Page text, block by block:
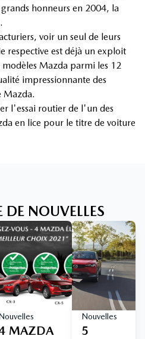
honneurs en 2004, la
voir un seul de leurs
respective est déjà un exploit
Mazda parmi les 12
impressionnante des
Mazda.
l'essai routier de l'un des
en lice pour le titre de voiture
NOUVELLES
MAZDA
Nouvelles
5